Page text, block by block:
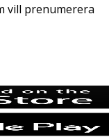
vill prenumerera